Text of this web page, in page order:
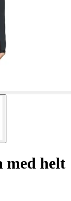
med helt